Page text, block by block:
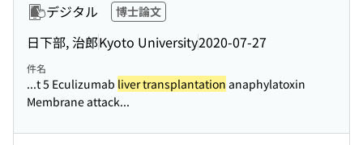
デジタル 博士論文
日下部, 治郎Kyoto University2020-07-27
件名
...t 5 Eculizumab liver transplantation anaphylatoxin
Membrane attack...